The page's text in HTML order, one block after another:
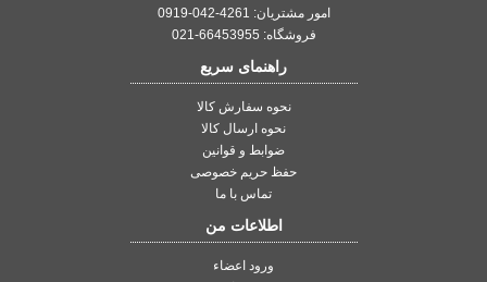
امور مشتریان: 4261-042-0919
فروشگاه: 66453955-021
راهنمای سریع
نحوه سفارش کالا
نحوه ارسال کالا
ضوابط و قوانین
حفظ حریم خصوصی
تماس با ما
اطلاعات من
ورود اعضاء